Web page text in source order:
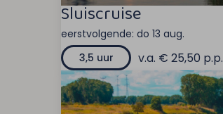
Sluiscruise
eerstvolgende: do 13 aug.
3,5 uur
v.a. € 25,50 p.p.